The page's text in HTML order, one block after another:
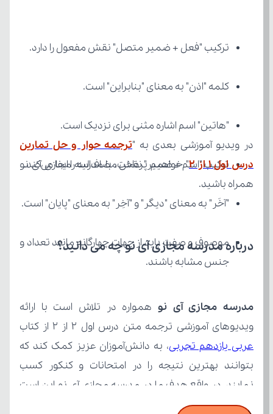
ترکیب "فعل + ضمیر متصل" نقش مفعول را دارد.
کلمه "اذن" به معنای "بنابراین" است.
"هاتین" اسم اشاره مثنی برای نزدیک است.
ترکیب "اسم + ضمیر" نقش مضاف‌الیه را ایفا می‌کند.
"آخَر" به معنای "دیگر" و "آخِر" به معنای "پایان" است.
جنس مشابه باشند.
در ویدیو آموزشی بعدی به "
درس اول ۱ از ۲
همراه باشید.
درباره مدرسه مجازی آی نو چه می‌ دانید؟
مدرسه مجازی آی نو
ویدیوهای آموزشی ترجمه متن درس اول ۲ از ۲ از کتاب
عربی یازدهم تجربی